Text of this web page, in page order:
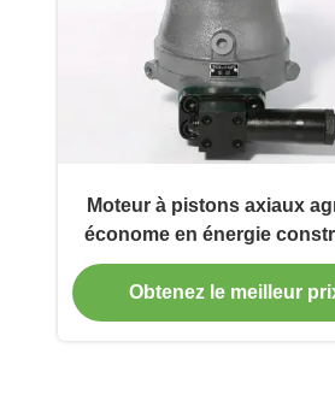
Moteur à pistons axiaux
économe en énergie
acier forgé
Obtenez le meilleur